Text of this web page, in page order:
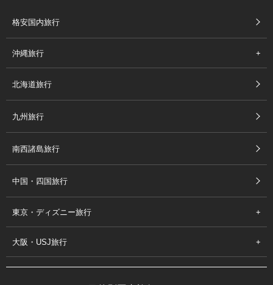
格安国内旅行
沖縄旅行
北海道旅行
九州旅行
南西諸島旅行
中国・四国旅行
東京・ディズニー旅行
大阪・USJ旅行